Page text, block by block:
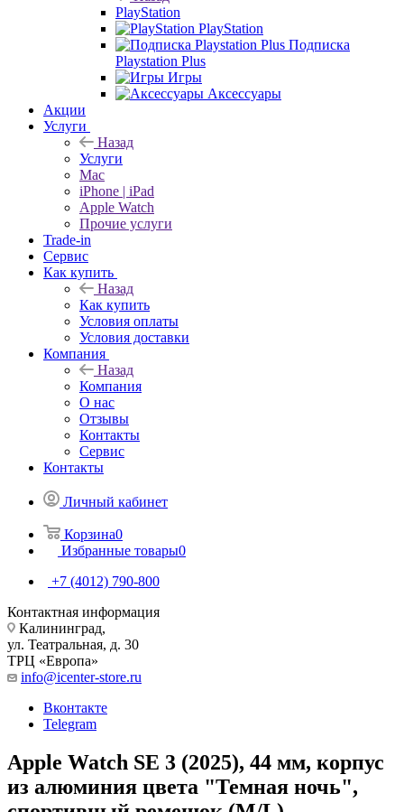
PlayStation
PlayStation
Подписка
Playstation Plus
Игры
Аксессуары
Акции
Услуги
Назад
Услуги
Mac
iPhone | iPad
Apple Watch
Прочие услуги
Trade-in
Сервис
Как купить
Назад
Как купить
Условия оплаты
Условия доставки
Компания
Назад
Компания
О нас
Отзывы
Контакты
Сервис
Контакты
Личный кабинет
Корзина0
Избранные товары0
+7 (4012) 790-800
Контактная информация
Калининград,
ул. Театральная, д. 30
ТРЦ «Европа»
info@icenter-store.ru
Вконтакте
Telegram
Apple Watch SE 3 (2025), 44 мм, корпус
из алюминия цвета "Темная ночь",